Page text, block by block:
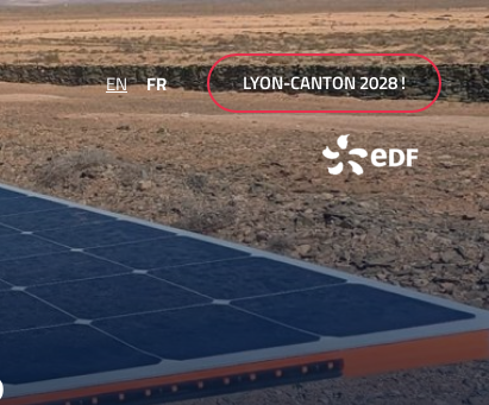
EN FR LYON-CANTON 2028 !